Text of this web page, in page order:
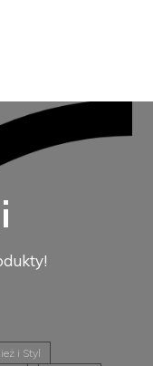
i Styl